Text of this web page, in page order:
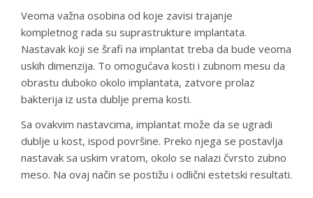
Veoma važna osobina od koje zavisi trajanje
kompletnog rada su suprastrukture implantata.
Nastavak koji se šrafi na implantat treba da bude veoma
uskih dimenzija. To omogućava kosti i zubnom mesu da
obrastu duboko okolo implantata, zatvore prolaz
bakterija iz usta dublje prema kosti.
Sa ovakvim nastavcima, implantat može da se ugradi
dublje u kost, ispod površine. Preko njega se postavlja
nastavak sa uskim vratom, okolo se nalazi čvrsto zubno
meso. Na ovaj način se postižu i odlični estetski resultati.